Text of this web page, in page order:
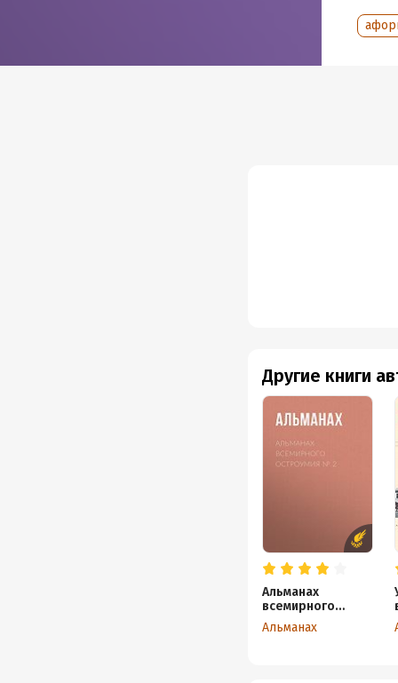
Другие книги
Альманах
всемирного
остроумия № 2
Альманах